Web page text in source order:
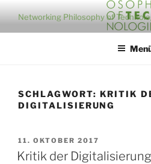
Inhalt
springen
Networking Philosophy of
SCHLAGWORT: KRITIK
DIGITALISIERUNG
VERÖFFENTLICHT
AM
11. OKTOBER 2017
Kritik der